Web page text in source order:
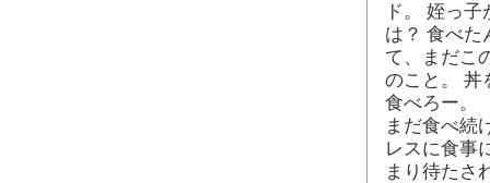
ド。 姪っ
は？ 食べた
て、まだこ
のこと。 丼
食べろー。
まだ食べ続
レスに食事
まり待たさ